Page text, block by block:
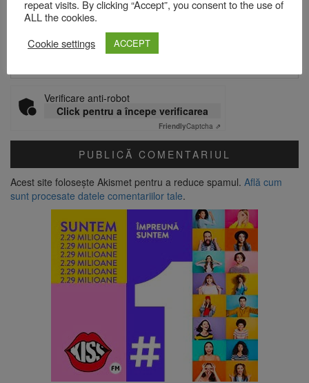
Site web
Verificare anti-robot
Click pentru a începe verificarea
FriendlyCaptcha ⇗
Acest site folosește Akismet pentru a reduce spamul. Află cum
sunt procesate datele comentariilor tale.
repeat visits. By clicking “Accept”, you consent to the use of
ALL the cookies.
Cookie settings
ACCEPT